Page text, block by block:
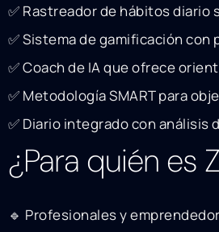
✅ Rastreador de hábitos
✅ Sistema de gamificación
✅ Coach de IA que ofrece
✅ Metodología SMART para
✅ Diario integrado con análisis
¿Para quién es
🔹 Profesionales y